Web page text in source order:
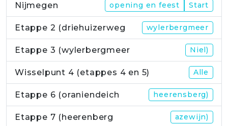
Nijmegen opening en feest Start
Etappe 2 (driehuizerweg wylerbergmeer
Etappe 3 (wylerbergmeer Niel)
Wisselpunt 4 (etappes 4 en 5) Alle
Etappe 6 (oraniendeich heerensberg)
Etappe 7 (heerenberg azewijn)